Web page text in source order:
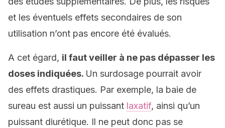
et les éventuels effets secondaires de son
utilisation n’ont pas encore été évalués.
A cet égard, il faut veiller à ne pas dépasser les
doses indiquées. Un surdosage pourrait avoir
des effets drastiques. Par exemple, la baie de
sureau est aussi un puissant laxatif, ainsi qu’un
puissant diurétique. Il ne peut donc pas se